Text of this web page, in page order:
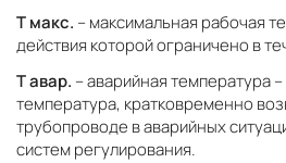
Т макс. – максимальная рабочая
действия которой ограничено в
Т авар. – аварийная температура
температура, кратковременно
трубопроводе в аварийных
систем регулирования.